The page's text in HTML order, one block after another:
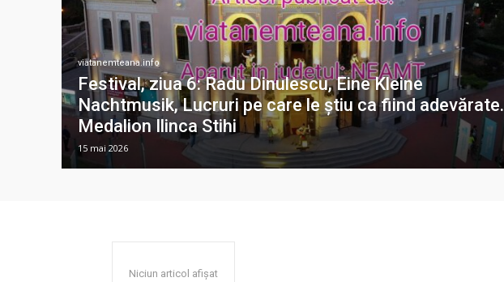
viatanemteana.info
Festival, ziua 6: Radu Dinulescu, Eine Kleine
Nachtmusik, Lucruri pe care le știu ca fiind adevărate.
Medalion Ilinca Stihi
15 mai 2026
Niciun articol afișat